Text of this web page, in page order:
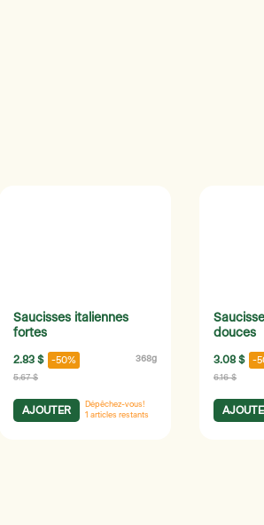
Saucisses italiennes
fortes
2.83 $ -50% 368g
5.67 $
AJOUTER
Dépêchez-vous!
1 articles restants
douces
3.08 $ -
6.16 $